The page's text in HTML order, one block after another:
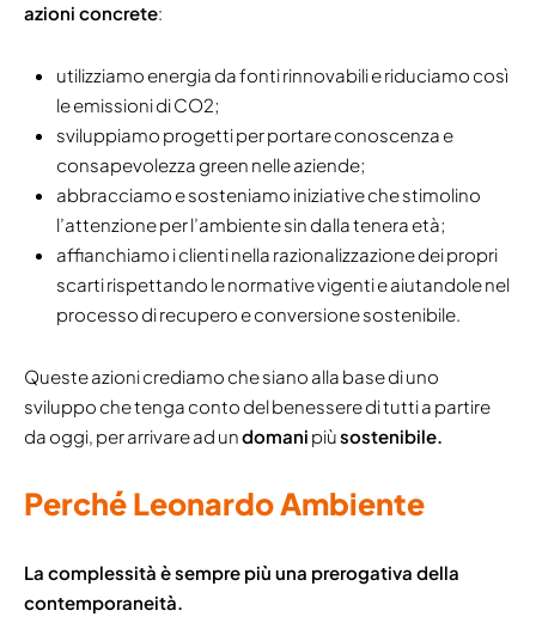
azioni concrete:
utilizziamo energia da fonti rinnovabili e riduciamo così
le emissioni di CO2;
sviluppiamo progetti per portare conoscenza e
consapevolezza green nelle aziende;
abbracciamo e sosteniamo iniziative che stimolino
l’attenzione per l’ambiente sin dalla tenera età;
affianchiamo i clienti nella razionalizzazione dei propri
scarti rispettando le normative vigenti e aiutandole nel
processo di recupero e conversione sostenibile.
Queste azioni crediamo che siano alla base di uno
sviluppo che tenga conto del benessere di tutti a partire
da oggi, per arrivare ad undomani piùsostenibile.
Perché Leonardo Ambiente
La complessità è sempre più una prerogativa della
contemporaneità.